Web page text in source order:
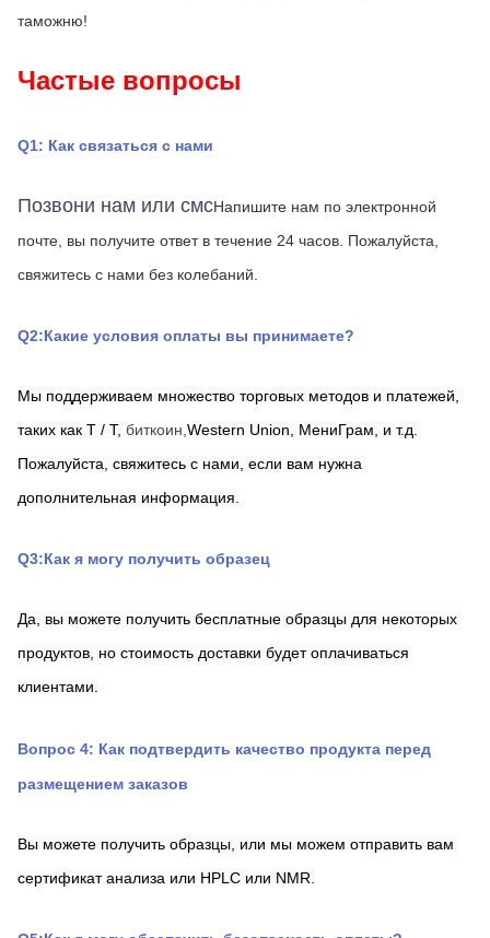
таможню!
Частые вопросы
Q1: Как связаться с нами
Позвони нам или смсНапишите нам по электронной
почте, вы получите ответ в течение 24 часов. Пожалуйста,
свяжитесь с нами без колебаний.
Q2:Какие условия оплаты вы принимаете?
Мы поддерживаем множество торговых методов и платежей,
таких как T / T, биткоин,Western Union, МениГрам, и т.д.
Пожалуйста, свяжитесь с нами, если вам нужна
дополнительная информация.
Q3:Как я могу получить образец
Да, вы можете получить бесплатные образцы для некоторых
продуктов, но стоимость доставки будет оплачиваться
клиентами.
Вопрос 4: Как подтвердить качество продукта перед
размещением заказов
Вы можете получить образцы, или мы можем отправить вам
сертификат анализа или HPLC или NMR.